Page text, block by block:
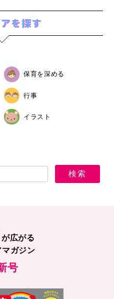
保育を深める
行事
イラスト
が広がる
ガジン
号